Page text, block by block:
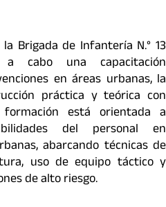
Brigada de Infantería N.° 13
cabo una capacitación
en áreas urbanas, la
práctica y teórica con
está orientada a
del personal en
abarcando técnicas de
uso de equipo táctico y
de alto riesgo.